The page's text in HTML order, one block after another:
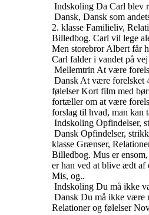
Indskoling Da Carl blev
Dansk, Dansk som
2. klasse Familieliv,
Billedbog. Carl vil lege
Men storebror Albert får
Carl falder i vandet på
Mellemtrin At være
Dansk At være forelsket
følelser Kort film med
fortæller om at være
forslag til hvad, man kan
Indskoling Opfindelser,
Dansk Opfindelser,
klasse Grænser,
Billedbog. Mus er
er han ved at blive ædt af
Mis, og..
Indskoling Du må ikke
Dansk Du må ikke være
Relationer og følelser